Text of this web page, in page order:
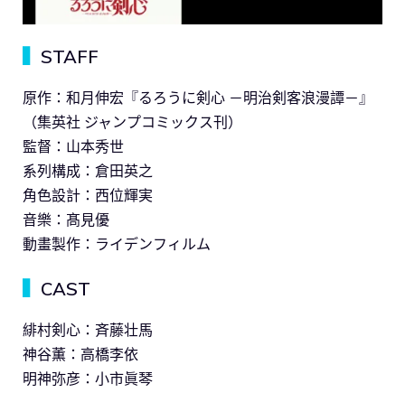
STAFF
原作：和月伸宏『るろうに剣心 －明治剣客浪漫譚－』
（集英社 ジャンプコミックス刊）
監督：山本秀世
系列構成：倉田英之
角色設計：西位輝実
音樂：髙見優
動畫製作：ライデンフィルム
CAST
緋村剣心：斉藤壮馬
神谷薫：高橋李依
明神弥彦：小市眞琴